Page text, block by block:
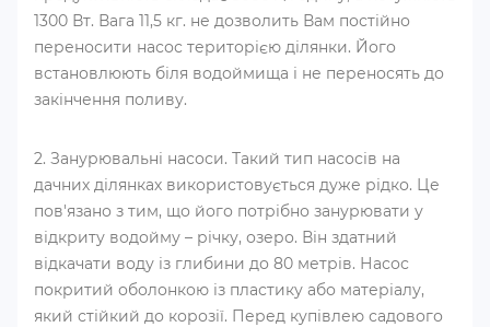
1300 Вт. Вага 11,5 кг. не дозволить Вам постійно
переносити насос територією ділянки. Його
встановлюють біля водоймища і не переносять до
закінчення поливу.
2. Занурювальні насоси. Такий тип насосів на
дачних ділянках використовується дуже рідко. Це
пов'язано з тим, що його потрібно занурювати у
відкриту водойму – річку, озеро. Він здатний
відкачати воду із глибини до 80 метрів. Насос
покритий оболонкою із пластику або матеріалу,
який стійкий до корозії. Перед купівлею садового